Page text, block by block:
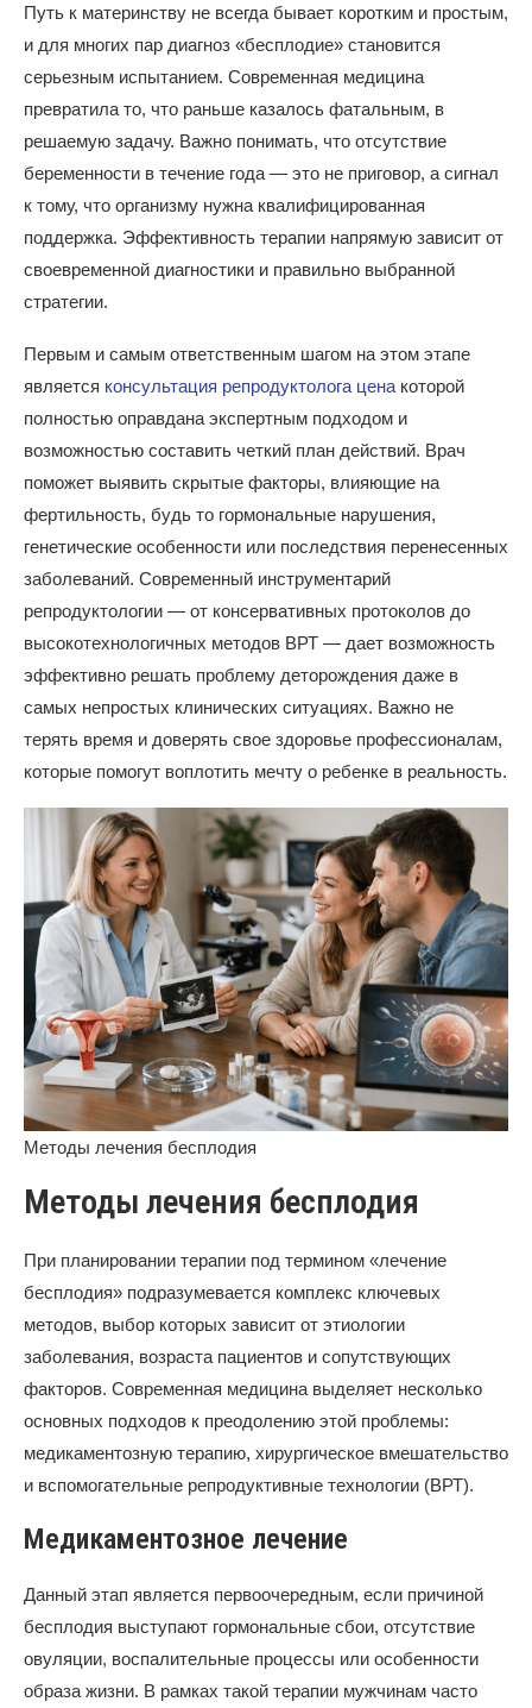
Путь к материнству не всегда бывает коротким и простым,
и для многих пар диагноз «бесплодие» становится
серьезным испытанием. Современная медицина
превратила то, что раньше казалось фатальным, в
решаемую задачу. Важно понимать, что отсутствие
беременности в течение года — это не приговор, а сигнал
к тому, что организму нужна квалифицированная
поддержка. Эффективность терапии напрямую зависит от
своевременной диагностики и правильно выбранной
стратегии.
Первым и самым ответственным шагом на этом этапе
является консультация репродуктолога цена которой
полностью оправдана экспертным подходом и
возможностью составить четкий план действий. Врач
поможет выявить скрытые факторы, влияющие на
фертильность, будь то гормональные нарушения,
генетические особенности или последствия перенесенных
заболеваний. Современный инструментарий
репродуктологии — от консервативных протоколов до
высокотехнологичных методов ВРТ — дает возможность
эффективно решать проблему деторождения даже в
самых непростых клинических ситуациях. Важно не
терять время и доверять свое здоровье профессионалам,
которые помогут воплотить мечту о ребенке в реальность.
Методы лечения бесплодия
Методы лечения бесплодия
При планировании терапии под термином «лечение
бесплодия» подразумевается комплекс ключевых
методов, выбор которых зависит от этиологии
заболевания, возраста пациентов и сопутствующих
факторов. Современная медицина выделяет несколько
основных подходов к преодолению этой проблемы:
медикаментозную терапию, хирургическое вмешательство
и вспомогательные репродуктивные технологии (ВРТ).
Медикаментозное лечение
Данный этап является первоочередным, если причиной
бесплодия выступают гормональные сбои, отсутствие
овуляции, воспалительные процессы или особенности
образа жизни. В рамках такой терапии мужчинам часто